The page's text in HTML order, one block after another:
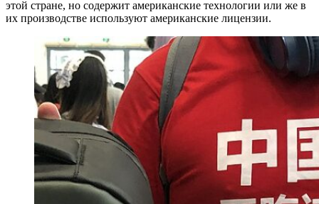
этой стране, но содержит американские технологии или же в
их производстве используют американские лицензии.